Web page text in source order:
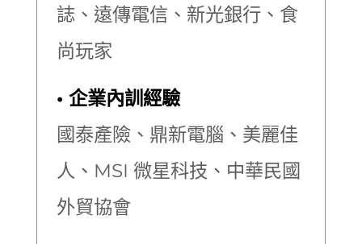
誌、遠傳電信、新光銀行、食
尚玩家
• 企業內訓經驗
國泰產險、鼎新電腦、美麗佳
人、MSI 微星科技 、中華民國
外貿協會